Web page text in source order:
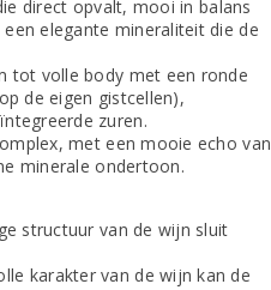
direct opvalt, mooi in balans
elegante mineraliteit die de
tot volle body met een ronde
de eigen gistcellen),
zuren.
met een mooie echo van
minerale ondertoon.
structuur van de wijn sluit
karakter van de wijn kan de